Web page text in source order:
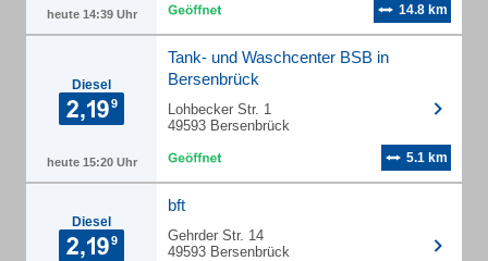
heute 14:39 Uhr 14.8 km
Diesel
heute 15:20 Uhr
Tank- und Waschcenter BSB in
Bersenbrück
Lohbecker Str. 1
49593 Bersenbrück
5.1 km
Diesel
bft
Gehrder Str. 14
49593 Bersenbrück